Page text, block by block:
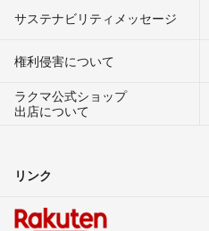
サステナビリティメッセージ
権利侵害について
ラクマ公式ショップ
出店について
リンク